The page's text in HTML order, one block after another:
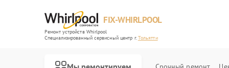
FIX-WHIRLPOOL
Ремонт устройств Whirlpool
Специализированный cервисный центр г.Тольятти